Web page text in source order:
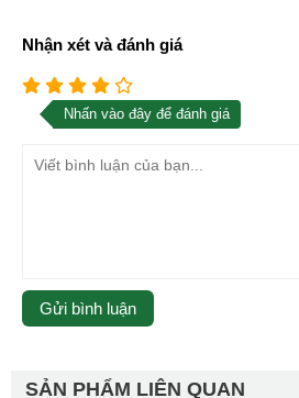
Nhận xét và đánh giá
Nhấn vào đây để đánh giá
SẢN PHẨM LIÊN QUAN